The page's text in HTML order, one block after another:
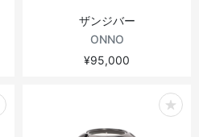
ザンジバー
ONNO
¥95,000